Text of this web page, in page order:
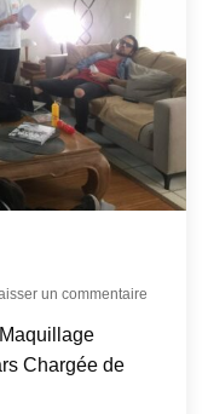
un commentaire
Chargée de